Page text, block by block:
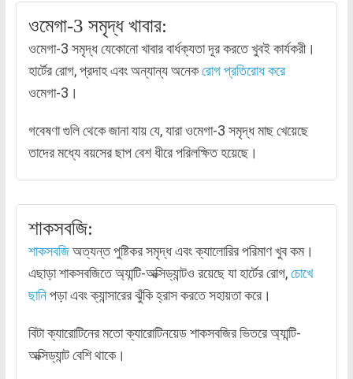
ওমেগা-3 সমৃদ্ধ খাবার:
ওমেগা-3 সমৃদ্ধ যেকোনো খাবার বার্ধক্যতা দূর করতে খুবই কার্যকরী।
হার্টের রোগ, প্রদাহ এবং অন্যান্য অনেকরোগ প্রতিরোধ করে
ওমেগা-3।
গবেষণা গুলি থেকে জানা যায় যে, যারা ওমেগা-3 সমৃদ্ধ মাছ খেয়েছে
তাদের মধ্যে বয়সের ছাপ বেশ ধীরে পরিলক্ষিত হয়েছে।
শাকসবজি:
শাকসবজিঅত্যন্ত পুষ্টিকর সমৃদ্ধ এবং ক্যালোরির পরিমাণ খুব কম।
এছাড়া শাকসবজিতে অ্যান্টি-অক্সিড্যান্টও রয়েছে যা হার্টের রোগ,চোখে
ছানিপড়া এবং ক্যান্সারের ঝুঁকি হ্রাস করতে সহায়তা করে।
বিটা ক্যারোটিনের মতো ক্যারোটিনয়েড শাকসবজির ভিতরে অ্যান্টি-
অক্সিড্যান্ট বেশি থাকে।